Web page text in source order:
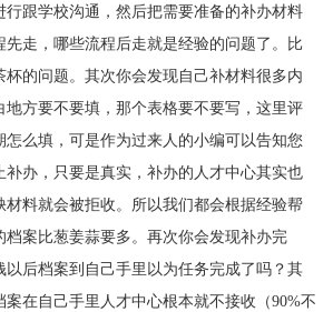
行跟学校沟通，然后把需要准备的补办材料
走，哪些流程后走就是经验的问题了。比
的问题。其次你会发现自己补材料很多内
地方要不要填，那个表格要不要写，这里评
么填，可是作为过来人的小编可以告知您
补办，只要是真实，补办的人才中心其实也
材料就会被拒收。所以我们都会根据经验帮
档案比葱姜蒜要多。再次你会发现补办完
以后档案到自己手里以为任务完成了吗？其
案在自己手里人才中心根本就不接收（90%不